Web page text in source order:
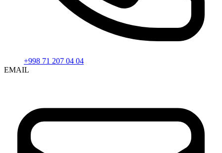
+998 71 207 04 04
EMAIL